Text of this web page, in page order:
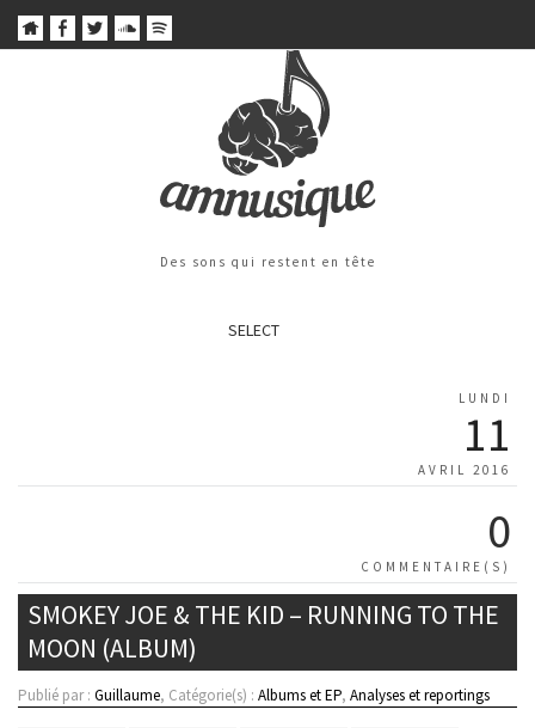
Des sons qui restent en tête
SELECT
LUNDI
11
AVRIL 2016
0
COMMENTAIRE(S)
SMOKEY JOE & THE KID – RUNNING TO THE
MOON (ALBUM)
Publié par : Guillaume, Catégorie(s) : Albums et EP, Analyses et reportings